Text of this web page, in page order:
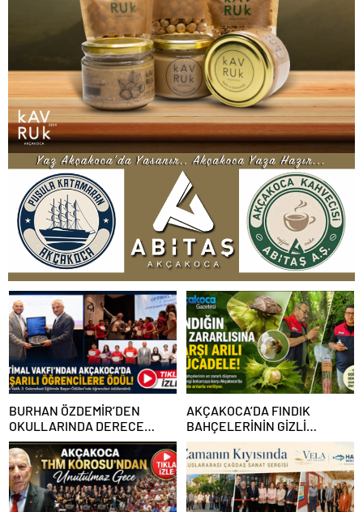
BURHAN ÖZDEMİR’DEN
OKULLARINDA DERECE
YAPAN ÖĞRENCİLERE
BAŞARI BELGELERİ VE
BURSLAR VERİLDİ
AKÇAKOCA’DA FINDIK
BAHÇELERİNİN GİZLİ
DÜŞMANINA KARŞI ARILI
MÜCADELE